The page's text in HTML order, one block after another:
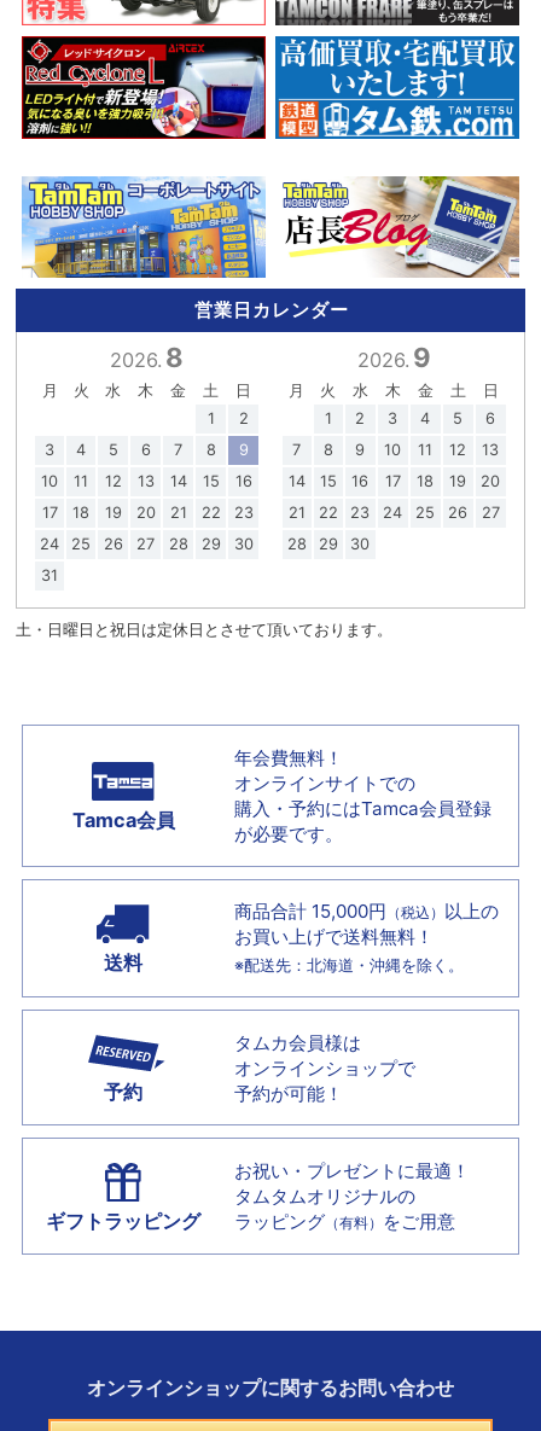
営業日カレンダー
2026. 8
月 火 水 木 金 土
日
1
2
3
4 5 6 7 8
9
10
11 12 13 14 15
16
17
18 19 20 21 22
23
24
25 26 27 28 29
30
31
2026. 9
月 火 水 木 金 土
日
1
2 3 4 5
6
7
8 9 10 11 12
13
14
15 16 17 18 19
20
21
22 23 24 25 26
27
28
29 30
土・日曜日と祝日は定休日とさせて頂いております。
Tamca会員
年会費無料！
オンラインサイトでの
購入・予約にはTamca会員登録
が必要です。
送料
商品合計 15,000円 （税込） 以上の
お買い上げで送料無料！
※配送先：北海道・沖縄を除く。
予約
タムカ会員様は
オンラインショップで
予約が可能！
ギフトラッピング
お祝い・プレゼントに最適！
タムタムオリジナルの
ラッピング （有料） をご用意
オンラインショップに関するお問い合わせ